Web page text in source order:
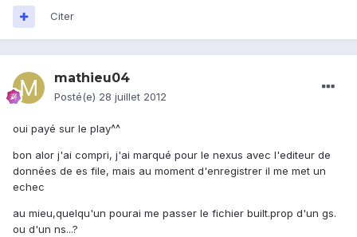
Citer
mathieu04
Posté(e) 28 juillet 2012
oui payé sur le play^^
bon alor j'ai compri, j'ai marqué pour le nexus avec l'editeur de
données de es file, mais au moment d'enregistrer il me met un
echec
au mieu,quelqu'un pourai me passer le fichier built.prop d'un gs.
ou d'un ns...?